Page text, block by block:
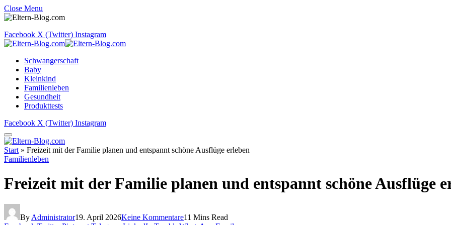
Close Menu
Facebook X (Twitter) Instagram
Schwangerschaft
Baby
Kleinkind
Familienleben
Gesundheit
Produkttests
Facebook X (Twitter) Instagram
Start » Freizeit mit der Familie planen und entspannt schöne Ausflüge erleben
Familienleben
Freizeit mit der Familie planen und entspannt schöne Ausflüge
By Administrator19. April 2026Keine Kommentare11 Mins Read